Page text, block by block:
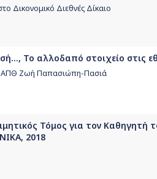
Δικονομικό Διεθνές Δίκαιο
Το αλλοδαπό στοιχείο στις
ΑΠΘ Ζωή Παπασιώπη-Πασιά
Τόμος για τον Καθηγητή
2018